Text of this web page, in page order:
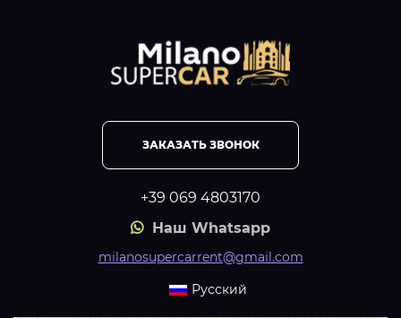
ЗАКАЗАТЬ ЗВОНОК
+39 069 4803170
Наш Whatsapp
milanosupercarrent@gmail.com
Русский